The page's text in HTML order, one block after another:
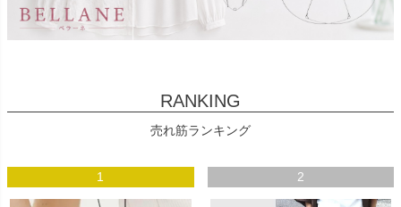
RANKING
売れ筋ランキング
1 2